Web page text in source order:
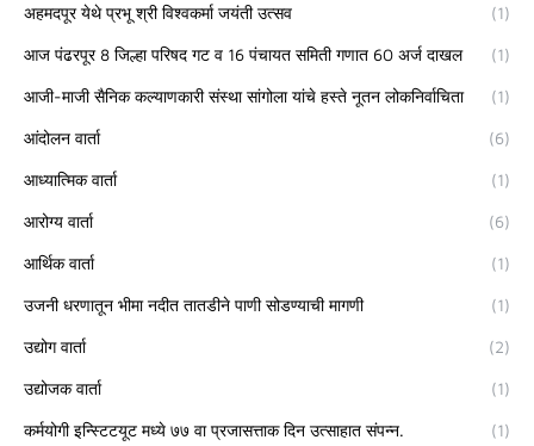
अहमदपूर येथे प्रभू श्री विश्वकर्मा जयंती उत्सव (1)
आज पंढरपूर 8 जिल्हा परिषद गट व 16 पंचायत समिती गणात 60 अर्ज दाखल (1)
आजी-माजी सैनिक कल्याणकारी संस्था सांगोला यांचे हस्ते नूतन लोकनिर्वाचिता (1)
आंदोलन वार्ता (6)
आध्यात्मिक वार्ता (1)
आरोग्य वार्ता (6)
आर्थिक वार्ता (1)
उजनी धरणातून भीमा नदीत तातडीने पाणी सोडण्याची मागणी (1)
उद्योग वार्ता (2)
उद्योजक वार्ता (1)
कर्मयोगी इन्स्टिटयूट मध्ये ७७ वा प्रजासत्ताक दिन उत्साहात संपन्न. (1)